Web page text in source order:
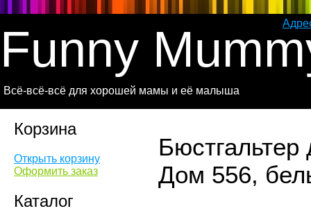
Funny
Всё-всё-всё для хорошей мамы и её малыша
Корзина
Открыть корзину
Оформить заказ
Каталог
Дом 556,